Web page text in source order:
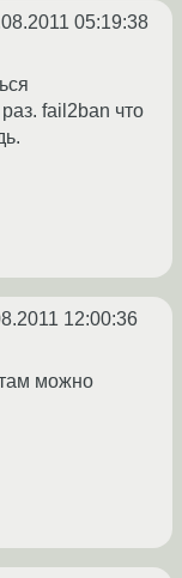
05:19:38
fail2ban что
12:00:36
можно